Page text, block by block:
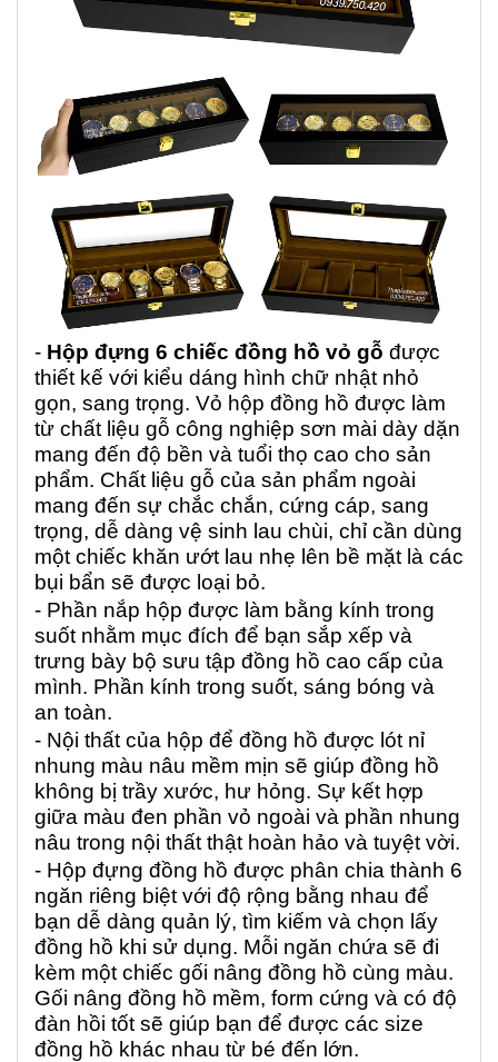
- Hộp đựng 6 chiếc đồng hồ vỏ gỗ được
thiết kế với kiểu dáng hình chữ nhật nhỏ
gọn, sang trọng. Vỏ hộp đồng hồ được làm
từ chất liệu gỗ công nghiệp sơn mài dày dặn
mang đến độ bền và tuổi thọ cao cho sản
phẩm. Chất liệu gỗ của sản phẩm ngoài
mang đến sự chắc chắn, cứng cáp, sang
trọng, dễ dàng vệ sinh lau chùi, chỉ cần dùng
một chiếc khăn ướt lau nhẹ lên bề mặt là các
bụi bẩn sẽ được loại bỏ.
- Phần nắp hộp được làm bằng kính trong
suốt nhằm mục đích để bạn sắp xếp và
trưng bày bộ sưu tập đồng hồ cao cấp của
mình. Phần kính trong suốt, sáng bóng và
an toàn.
- Nội thất của hộp để đồng hồ được lót nỉ
nhung màu nâu mềm mịn sẽ giúp đồng hồ
không bị trầy xước, hư hỏng. Sự kết hợp
giữa màu đen phần vỏ ngoài và phần nhung
nâu trong nội thất thật hoàn hảo và tuyệt vời.
- Hộp đựng đồng hồ được phân chia thành 6
ngăn riêng biệt với độ rộng bằng nhau để
bạn dễ dàng quản lý, tìm kiếm và chọn lấy
đồng hồ khi sử dụng. Mỗi ngăn chứa sẽ đi
kèm một chiếc gối nâng đồng hồ cùng màu.
Gối nâng đồng hồ mềm, form cứng và có độ
đàn hồi tốt sẽ giúp bạn để được các size
đồng hồ khác nhau từ bé đến lớn.